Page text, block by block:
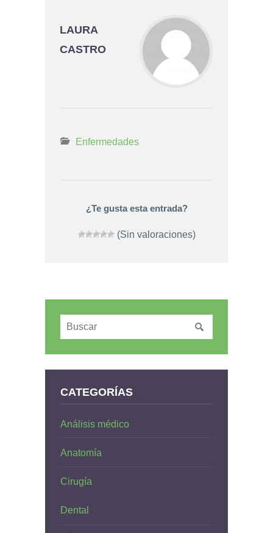
LAURA
CASTRO
Enfermedades
¿Te gusta esta entrada?
(Sin valoraciones)
CATEGORÍAS
Análisis médico
Anatomía
Cirugía
Dental